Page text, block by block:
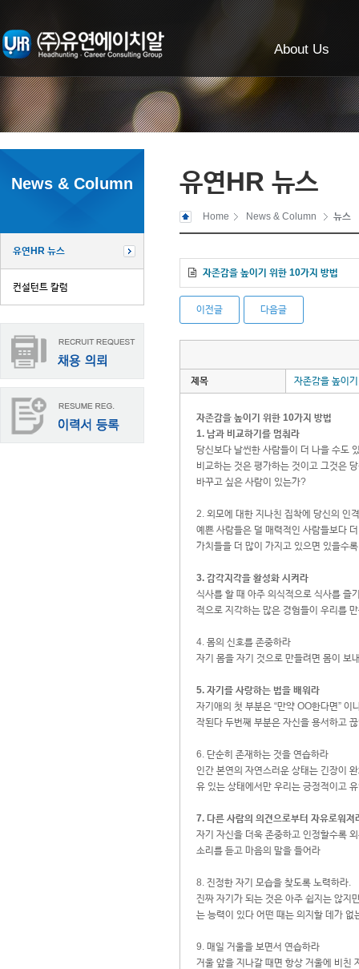
About Us
News & Column
유연HR 뉴스
컨설턴트 칼럼
유연HR 뉴스
Home News & Column 뉴스
자존감을 높이기 위한 10가지 방법
이전글 다음글
제목 자존감을 높이
자존감을 높이기 위한 10가지 방법
1. 남과 비교하기를 멈춰라
당신보다 날씬한 사람들이 더 나을 수도
비교하는 것은 평가하는 것이고 그것은
바꾸고 싶은 사람이 있는가?
2. 외모에 대한 지나친 집착에 당신의 인
예쁜 사람들은 덜 매력적인 사람들보다
가치들을 더 많이 가지고 있으면 있을수
3. 감각지각을 활성화 시켜라
식사를 할 때 아주 의식적으로 식사를 즐
적으로 지각하는 많은 경험들이 우리를
4. 몸의 신호를 존중하라
자기 몸을 자기 것으로 만들려면 몸이 보
5. 자기를 사랑하는 법을 배워라
자기애의 첫 부분은 “만약 OO한다면”
작된다 두번째 부분은 자신을 용서하고
6. 단순히 존재하는 것을 연습하라
인간 본연의 자연스러운 상태는 긴장이
유 있는 상태에서만 우리는 긍정적이고
7. 다른 사람의 의견으로부터 자유로워져
자기 자신을 더욱 존중하고 인정할수록
소리를 듣고 마음의 말을 들어라
8. 진정한 자기 모습을 찾도록 노력하라.
진짜 자기가 되는 것은 아주 쉽지는 않지
는 능력이 있다 어떤 때는 의지할 데가
9. 매일 거울을 보면서 연습하라
거울 앞을 지나갈 때면 항상 거울에 비친